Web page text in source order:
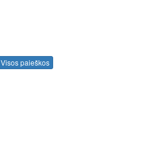
Visos paieškos